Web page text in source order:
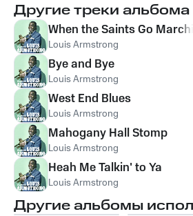
Другие треки альбома
When the Saints Go
Louis Armstrong
Bye and Bye
Louis Armstrong
West End Blues
Louis Armstrong
Mahogany Hall Stomp
Louis Armstrong
Heah Me Talkin' to Ya
Louis Armstrong
Другие альбомы